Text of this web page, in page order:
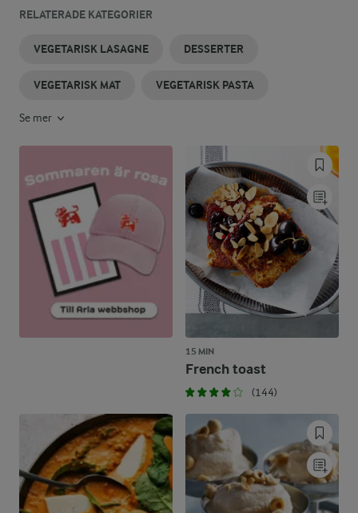
RELATERADE KATEGORIER
VEGETARISK LASAGNE DESSERTER
VEGETARISK MAT VEGETARISK PASTA
Se mer
15 MIN
French toast
(144)